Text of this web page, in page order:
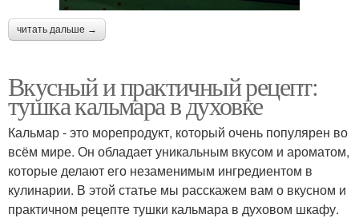
читать дальше →
Вкусный и практичный рецепт:
тушка кальмара в духовке
Кальмар - это морепродукт, который очень популярен во
всём мире. Он обладает уникальным вкусом и ароматом,
которые делают его незаменимым ингредиентом в
кулинарии. В этой статье мы расскажем вам о вкусном и
практичном рецепте тушки кальмара в духовом шкафу.